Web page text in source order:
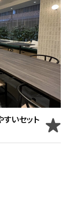
いセット